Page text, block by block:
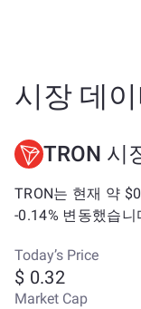
시장 데이
TRON 시
TRON는 현재 약
-0.14% 변동했습니
Today’s Price
$ 0.32
Market Cap